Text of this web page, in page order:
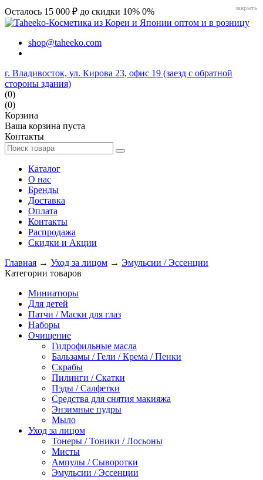
Осталось 15 000 ₽ до скидки 10% 0%
shop@taheeko.com
г. Владивосток, ул. Кирова 23, офис 19 (заезд с обратной
стороны здания)
(0)
(0)
Корзина
Ваша корзина пуста
Контакты
Каталог
О нас
Бренды
Доставка
Оплата
Контакты
Распродажа
Скидки и Акции
Главная → Уход за лицом → Эмульсии / Эссенции
Категории товаров
Миниатюры
Для детей
Патчи / Маски для глаз
Наборы
Очищение
Гидрофильные масла
Бальзамы / Гели / Крема / Пенки
Скрабы
Пилинги / Скатки
Пэды / Салфетки
Средства для снятия макияжа
Энзимные пудры
Мыло
Уход за лицом
Тонеры / Тоники / Лосьоны
Мисты
Ампулы / Сыворотки
Эмульсии / Эссенции
закрыть